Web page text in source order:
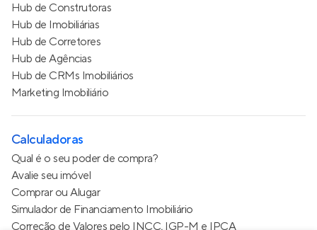
Hub de Construtoras
Hub de Imobiliárias
Hub de Corretores
Hub de Agências
Hub de CRMs Imobiliários
Marketing Imobiliário
Calculadoras
Qual é o seu poder de compra?
Avalie seu imóvel
Comprar ou Alugar
Simulador de Financiamento Imobiliário
Correção de Valores pelo INCC, IGP-M e IPCA